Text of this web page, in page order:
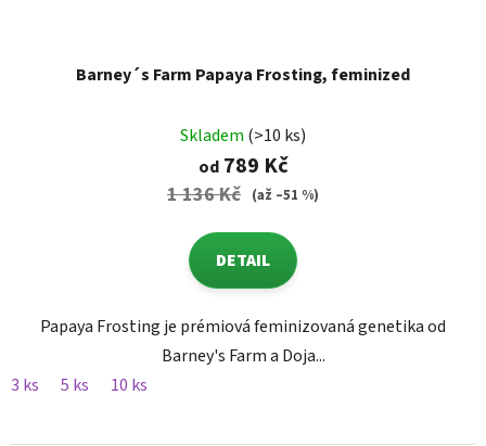
Barney´s Farm Papaya Frosting, feminized
Skladem (>10 ks)
od789 Kč
1 136 Kč (až –51 %)
DETAIL
Papaya Frosting je prémiová feminizovaná genetika od
Barney's Farm a Doja...
3 ks
5 ks 10 ks